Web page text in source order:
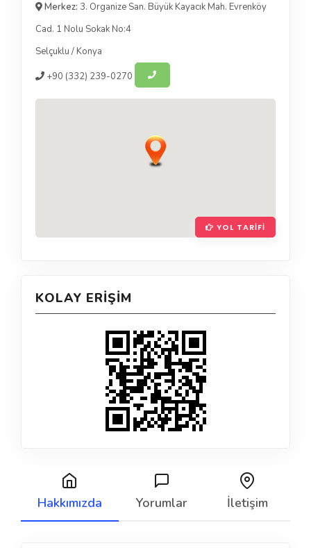
Merkez: 3. Organize San. Büyük Kayacık Mah. Evrenköy
Cad. 1 Nolu Sokak No:4
Selçuklu / Konya
+90 (332) 239-0270
YOL TARIFI
KOLAY ERIŞIM
Hakkımızda Yorumlar İletişim